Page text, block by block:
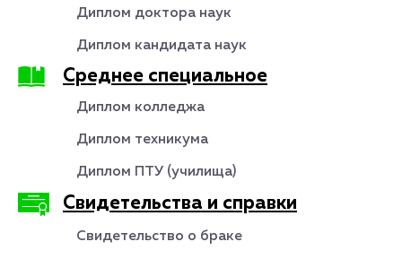
Диплом доктора наук
Диплом кандидата наук
Среднее специальное
Диплом колледжа
Диплом техникума
Диплом ПТУ (училища)
Свидетельства и справки
Свидетельство о браке